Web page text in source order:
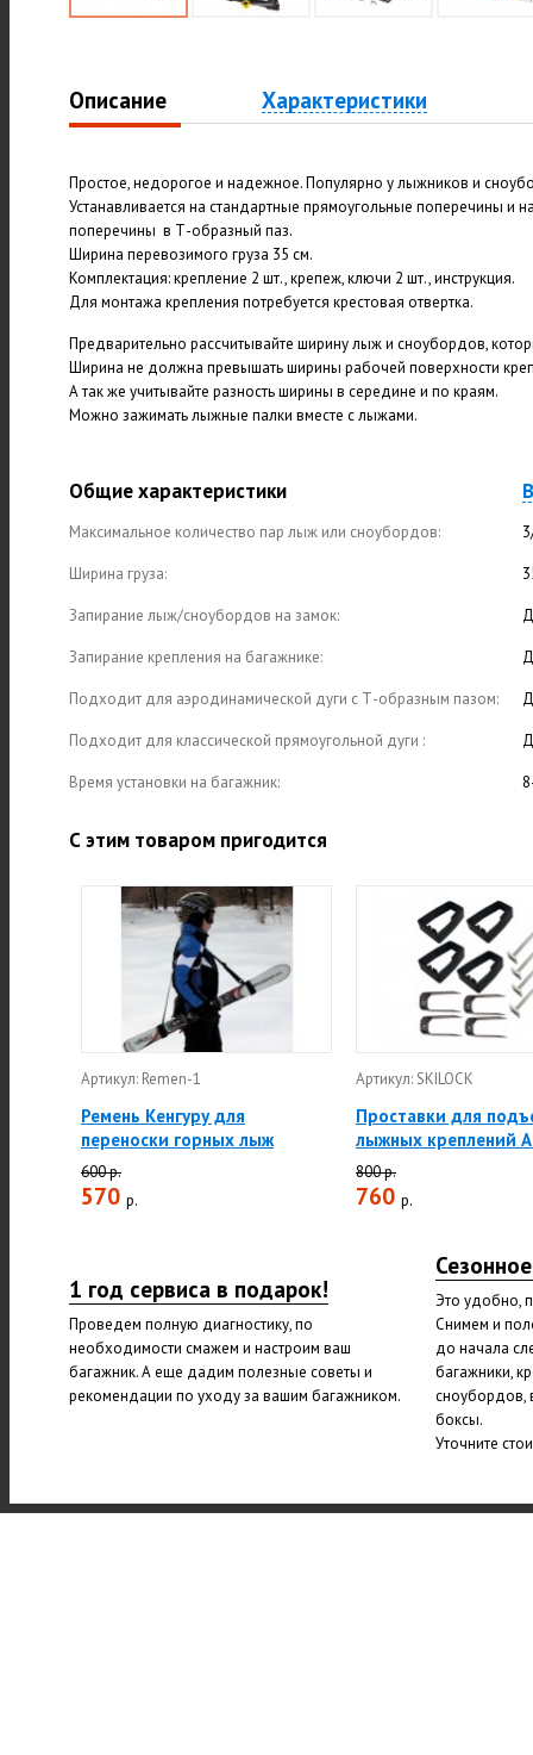
Описание Характеристики
Простое, недорогое и надежное. Популярно у лыжников и
Устанавливается на стандартные прямоугольные поперечины и
поперечины в Т-образный паз.
Ширина перевозимого груза 35 см.
Комплектация: крепление 2 шт., крепеж, ключи 2 шт., инструкция.
Для монтажа крепления потребуется крестовая отвертка.
Предварительно рассчитывайте ширину лыж и сноубордов,
Ширина не должна превышать ширины рабочей поверхности
А так же учитывайте разность ширины в середине и по краям.
Можно зажимать лыжные палки вместе с лыжами.
Общие характеристики
Максимальное количество пар лыж или сноубордов:
Ширина груза:
Запирание лыж/сноубордов на замок:
Запирание крепления на багажнике:
Подходит для аэродинамической дуги с Т-образным пазом:
Подходит для классической прямоугольной дуги :
Время установки на багажник:
С этим товаром пригодится
Артикул: Remen-1
Ремень Кенгуру для
переноски горных лыж
600 р.
570 р.
Артикул: SKILOCK
Проставки для
лыжных креплений
800 р.
760 р.
1 год сервиса в подарок!
Проведем полную диагностику, по
необходимости смажем и настроим ваш
багажник. А еще дадим полезные советы и
рекомендации по уходу за вашим багажником.
Это удобно,
Снимем и
до начала
багажники,
сноубордов,
боксы.
Уточните